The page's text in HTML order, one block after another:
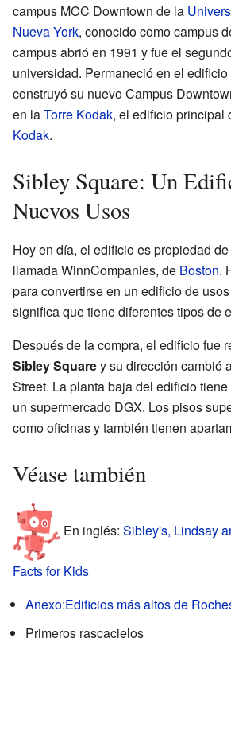
campus MCC Downtown de la
Nueva York, conocido como campus
campus abrió en 1991 y fue el
universidad. Permaneció en el
construyó su nuevo Campus
en laTorre Kodak, el edificio principal
Kodak.
Sibley Square: Un
Nuevos Usos
Hoy en día, el edificio es propiedad
llamada WinnCompanies, de Boston.
para convertirse en un edificio de
significa que tiene diferentes tipos de
Después de la compra, el edificio fue
Sibley Squarey su dirección cambió
Street. La planta baja del edificio
un supermercado DGX. Los pisos
como oficinas y también tienen
Véase también
En inglés: Sibley's, Lindsay
Facts for Kids
Anexo:Edificios más altos de
Primeros rascacielos